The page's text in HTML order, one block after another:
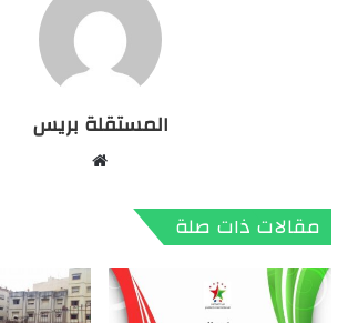
المستقلة بريس
مقالات ذات صلة